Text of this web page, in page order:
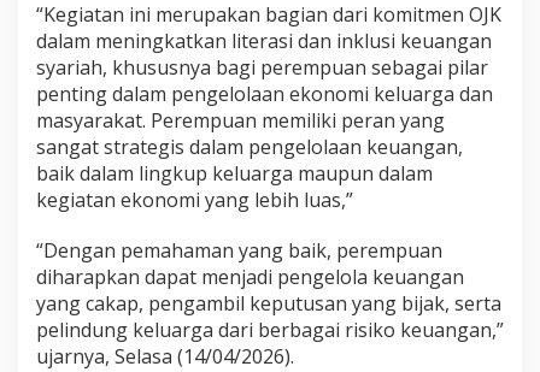
“Kegiatan ini merupakan bagian dari komitmen OJK
dalam meningkatkan literasi dan inklusi keuangan
syariah, khususnya bagi perempuan sebagai pilar
penting dalam pengelolaan ekonomi keluarga dan
masyarakat. Perempuan memiliki peran yang
sangat strategis dalam pengelolaan keuangan,
baik dalam lingkup keluarga maupun dalam
kegiatan ekonomi yang lebih luas,”
“Dengan pemahaman yang baik, perempuan
diharapkan dapat menjadi pengelola keuangan
yang cakap, pengambil keputusan yang bijak, serta
pelindung keluarga dari berbagai risiko keuangan,”
ujarnya, Selasa (14/04/2026).